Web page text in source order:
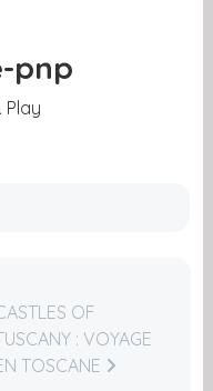
pnp
Play
OF
: VOYAGE
TOSCANE